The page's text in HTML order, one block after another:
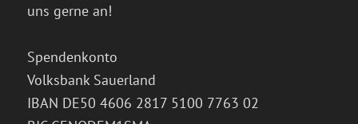
uns gerne an!
Spendenkonto
Volksbank Sauerland
IBAN DE50 4606 2817 5100 7763 02